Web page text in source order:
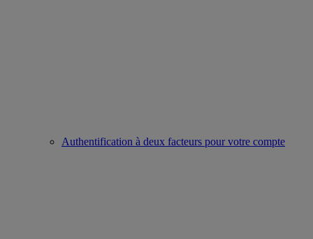
Authentification à deux facteurs pour votre compte